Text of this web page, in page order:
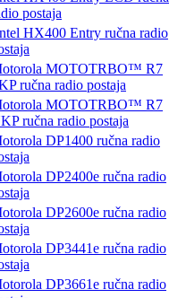
postaja
HX400 Entry ručna radio
MOTOTRBO™ R7
ručna radio postaja
MOTOTRBO™ R7
ručna radio postaja
DP1400 ručna radio
DP2400e ručna radio
DP2600e ručna radio
DP3441e ručna radio
DP3661e ručna radio